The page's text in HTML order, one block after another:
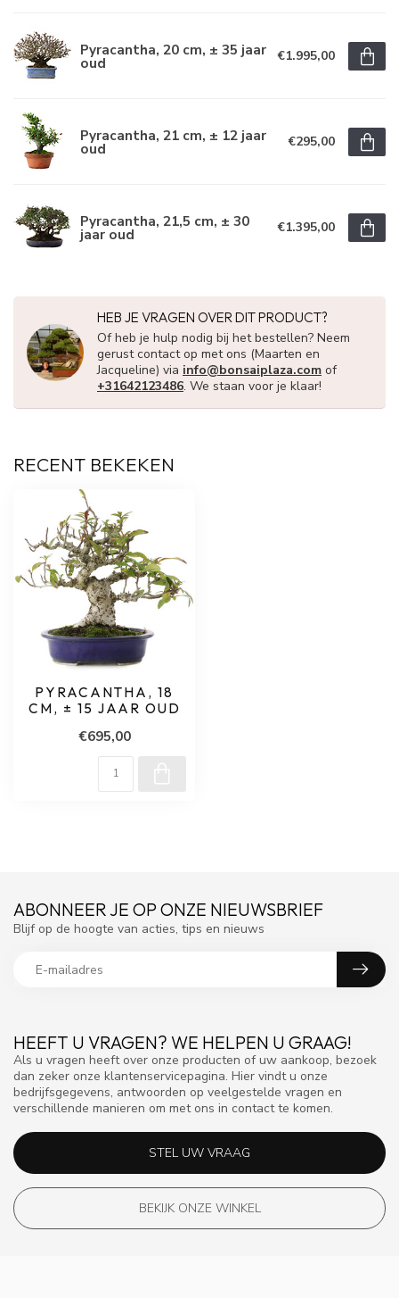
Pyracantha, 20 cm, ± 35 jaar
oud €1.995,00
Pyracantha, 21 cm, ± 12 jaar
oud €295,00
Pyracantha, 21,5 cm, ± 30
jaar oud €1.395,00
HEB JE VRAGEN OVER DIT PRODUCT?
Of heb je hulp nodig bij het bestellen? Neem
gerust contact op met ons (Maarten en
Jacqueline) via info@bonsaiplaza.com of
+31642123486. We staan voor je klaar!
RECENT BEKEKEN
PYRACANTHA, 18
CM, ± 15 JAAR OUD
€695,00
HEEFT U VRAGEN? WE HELPEN U GRAAG!
Als u vragen heeft over onze producten of uw aankoop, bezoek
dan zeker onze klantenservicepagina. Hier vindt u onze
bedrijfsgegevens, antwoorden op veelgestelde vragen en
verschillende manieren om met ons in contact te komen.
STEL UW VRAAG
BEKIJK ONZE WINKEL
ABONNEER JE OP ONZE NIEUWSBRIEF
Blijf op de hoogte van acties, tips en nieuws